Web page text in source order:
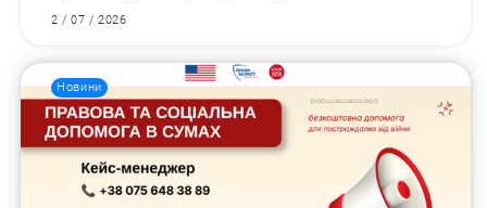
2 / 07 / 2026
Новини